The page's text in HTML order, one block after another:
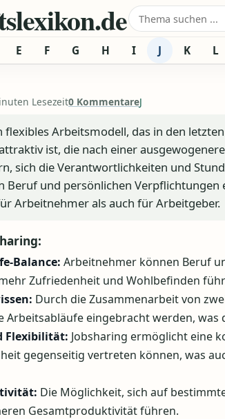
Suche nach:
E F G H I J K L
Lesezeit0 KommentareJ
flexibles Arbeitsmodell, das in den
ist, die nach einer
sich die Verantwortlichkeiten und
Beruf und persönlichen
Arbeitnehmer als auch für Arbeitgeber.
Balance: Arbeitnehmer können Beruf
Zufriedenheit und Wohlbefinden
Durch die Zusammenarbeit von
Arbeitsabläufe eingebracht werden, was
Flexibilität: Jobsharing ermöglicht eine
gegenseitig vertreten können, was
Die Möglichkeit, sich auf
Gesamtproduktivität führen.